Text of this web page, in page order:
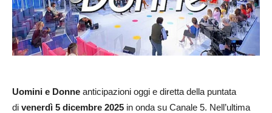
Uomini e Donne anticipazioni oggi e diretta della puntata
di venerdì 5 dicembre 2025 in onda su Canale 5. Nell’ultima